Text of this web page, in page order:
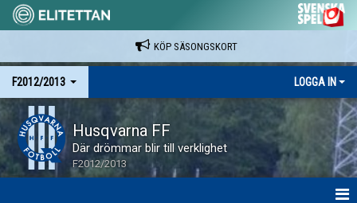
KÖP SÄSONGSKORT
F2012/2013 LOGGA IN
Husqvarna FF
Där drömmar blir till verklighet
F2012/2013